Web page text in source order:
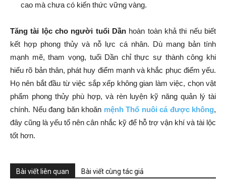
cao mà chưa có kiến thức vững vàng.
Tăng tài lộc cho người tuổi Dần hoàn toàn khả thi nếu biết
kết hợp phong thủy và nỗ lực cá nhân. Dù mang bản tính
mạnh mẽ, tham vọng, tuổi Dần chỉ thực sự thành công khi
hiểu rõ bản thân, phát huy điểm mạnh và khắc phục điểm yếu.
Họ nên bắt đầu từ việc sắp xếp không gian làm việc, chọn vật
phẩm phong thủy phù hợp, và rèn luyện kỹ năng quản lý tài
chính. Nếu đang băn khoăn mệnh Thổ nuôi cá được không,
đây cũng là yếu tố nên cân nhắc kỹ để hỗ trợ vận khí và tài lộc
tốt hơn.
Bài viết liên quan Bài viết cùng tác giả